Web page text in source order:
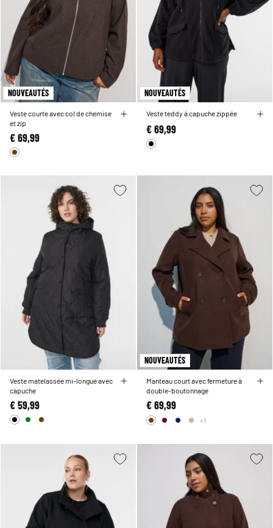
NOUVEAUTÉS
Veste courte avec col de chemise
et zip
€ 69,99
NOUVEAUTÉS
Veste teddy à capuche zippée
€ 69,99
Veste matelassée mi-longue avec
capuche
€ 59,99
NOUVEAUTÉS
Manteau court avec fermeture à
double-boutonnage
€ 69,99
+1